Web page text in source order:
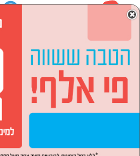
מיטות זוגיות
×